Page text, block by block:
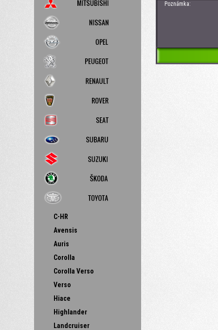
C-HR
Avensis
Auris
Corolla
Corolla Verso
Verso
Hiace
Highlander
Landcruiser
Poznámka: